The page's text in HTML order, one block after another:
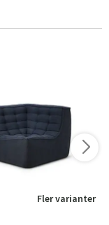
Fler varianter